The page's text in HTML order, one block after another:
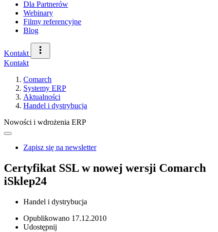
Dla Partnerów
Webinary
Filmy referencyjne
Blog
Kontakt
Kontakt
Comarch
Systemy ERP
Aktualności
Handel i dystrybucja
Nowości i wdrożenia ERP
Zapisz się na newsletter
Certyfikat SSL w nowej wersji Comarch
iSklep24
Handel i dystrybucja
Opublikowano 17.12.2010
Udostępnij